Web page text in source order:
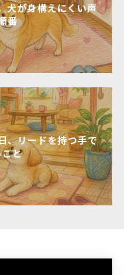
犬が身構えにくい声
番
、リードを持つ手で
と